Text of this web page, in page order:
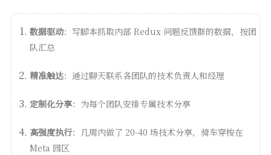
数据驱动：写脚本抓取内部 Redux 问题反馈群的数据，按团
队汇总
精准触达：通过聊天联系各团队的技术负责人和经理
定制化分享：为每个团队安排专属技术分享
高强度执行：几周内做了 20-40 场技术分享，骑车穿梭在
Meta 园区